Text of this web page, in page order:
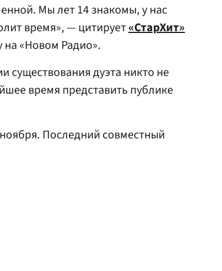
Мы лет 14 знакомы, у нас
время», — цитирует«СтарХит»
на «Новом Радио».
существования дуэта никто не
время представить публике
Последний совместный